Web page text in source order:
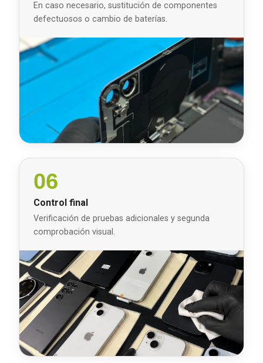
En caso necesario, sustitución de componentes
defectuosos o cambio de baterías.
06
Control final
Verificación de pruebas adicionales y segunda
comprobación visual.